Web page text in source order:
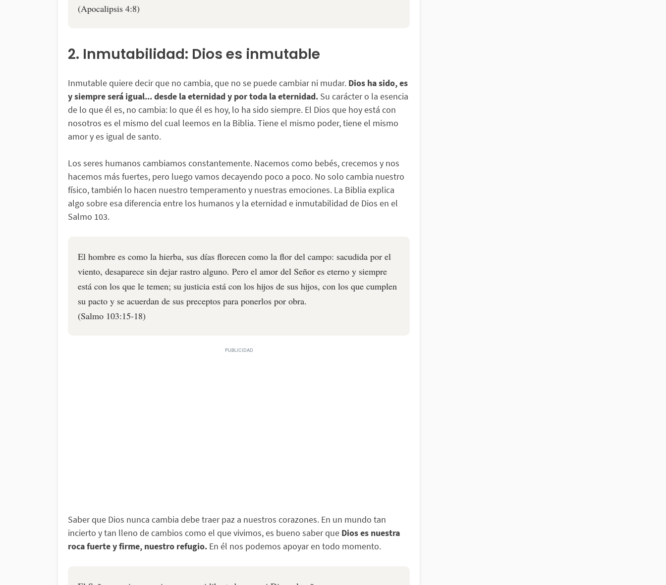
(Apocalipsis 4:8)
2. Inmutabilidad: Dios es inmutable
Inmutable quiere decir que no cambia, que no se puede cambiar ni mudar. Dios ha sido, es
y siempre será igual... desde la eternidad y por toda la eternidad. Su carácter o la esencia
de lo que él es, no cambia: lo que él es hoy, lo ha sido siempre. El Dios que hoy está con
nosotros es el mismo del cual leemos en la Biblia. Tiene el mismo poder, tiene el mismo
amor y es igual de santo.
Los seres humanos cambiamos constantemente. Nacemos como bebés, crecemos y nos
hacemos más fuertes, pero luego vamos decayendo poco a poco. No solo cambia nuestro
físico, también lo hacen nuestro temperamento y nuestras emociones. La Biblia explica
algo sobre esa diferencia entre los humanos y la eternidad e inmutabilidad de Dios en el
Salmo 103.
El hombre es como la hierba, sus días florecen como la flor del campo: sacudida por el
viento, desaparece sin dejar rastro alguno. Pero el amor del Señor es eterno y siempre
está con los que le temen; su justicia está con los hijos de sus hijos, con los que cumplen
su pacto y se acuerdan de sus preceptos para ponerlos por obra.
(Salmo 103:15-18)
Saber que Dios nunca cambia debe traer paz a nuestros corazones. En un mundo tan
incierto y tan lleno de cambios como el que vivimos, es bueno saber que Dios es nuestra
roca fuerte y firme, nuestro refugio. En él nos podemos apoyar en todo momento.